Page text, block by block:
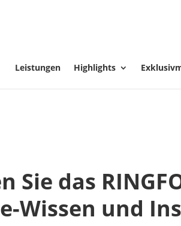
Leistungen Highlights
Sie das
Wissen und